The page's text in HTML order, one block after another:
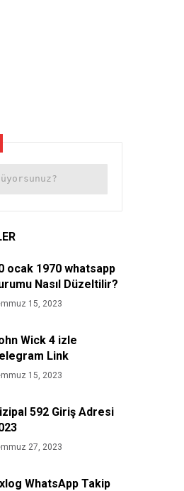
ocak 1970 whatsapp
Nasıl Düzeltilir?
15, 2023
Wick 4 izle
Link
15, 2023
592 Giriş Adresi
27, 2023
WhatsApp Takip